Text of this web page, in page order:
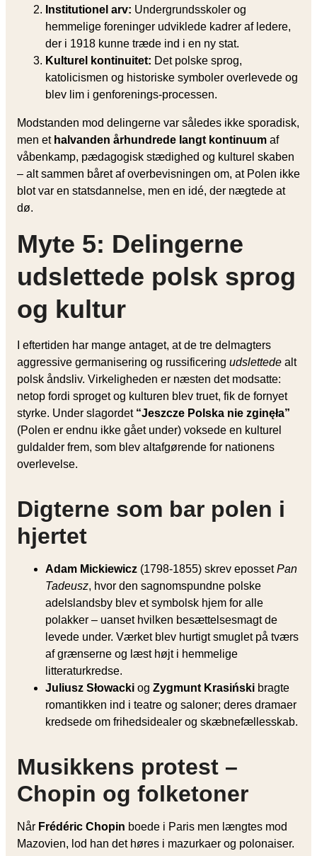
Institutionel arv: Undergrundsskoler og
hemmelige foreninger udviklede kadrer af ledere,
der i 1918 kunne træde ind i en ny stat.
Kulturel kontinuitet: Det polske sprog,
katolicismen og historiske symboler overlevede og
blev lim i genforenings-processen.
Modstanden mod delingerne var således ikke sporadisk,
men et halvanden århundrede langt kontinuum af
våbenkamp, pædagogisk stædighed og kulturel skaben
– alt sammen båret af overbevisningen om, at Polen ikke
blot var en statsdannelse, men en idé, der nægtede at
dø.
Myte 5: Delingerne
udslettede polsk sprog
og kultur
I eftertiden har mange antaget, at de tre delmagters
aggressive germanisering og russificering udslettede alt
polsk åndsliv. Virkeligheden er næsten det modsatte:
netop fordi sproget og kulturen blev truet, fik de fornyet
styrke. Under slagordet “Jeszcze Polska nie zginęła”
(Polen er endnu ikke gået under) voksede en kulturel
guldalder frem, som blev altafgørende for nationens
overlevelse.
Digterne som bar polen i
hjertet
Adam Mickiewicz (1798-1855) skrev epossetPan
Tadeusz, hvor den sagnomspundne polske
adelslandsby blev et symbolsk hjem for alle
polakker – uanset hvilken besættelsesmagt de
levede under. Værket blev hurtigt smuglet på tværs
af grænserne og læst højt i hemmelige
litteraturkredse.
Juliusz Słowacki og Zygmunt Krasiński bragte
romantikken ind i teatre og saloner; deres dramaer
kredsede om frihedsidealer og skæbnefællesskab.
Musikkens protest –
Chopin og folketoner
Når Frédéric Chopin boede i Paris men længtes mod
Mazovien, lod han det høres i mazurkaer og polonaiser.